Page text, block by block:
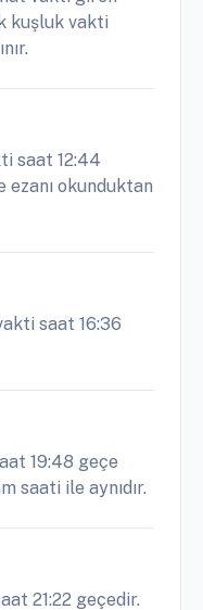
kuşluk vakti
saat 12:44
ezanı okunduktan
saat 16:36
19:48 geçe
saati ile aynıdır.
21:22 geçedir.